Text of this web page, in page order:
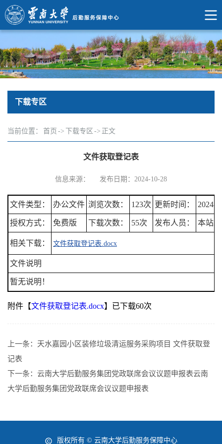
下载专区
当前位置： 首页 -> 下载专区 -> 正文
文件获取登记表
信息来源： 发布日期：2024-10-28
文件类型： 办公文件 浏览次数： 123次 更新时间： 2024-
授权方式： 免费版 下载次数： 55次 发布人员： 本站
相关下载： 文件获取登记表.docx
文件说明
暂无说明！
附件【文件获取登记表.docx】已下载60次
上一条： 天水嘉园小区装修垃圾清运服务采购项目 文件获取登
记表
下一条： 云南大学后勤服务集团党政联席会议议题申报表云南
大学后勤服务集团党政联席会议议题申报表
版权所有 © 云南大学后勤服务保障中心